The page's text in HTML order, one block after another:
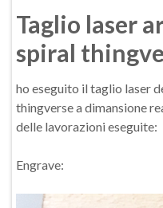
Taglio laser
spiral
ho eseguito il taglio laser
thingverse a dimansione
delle lavorazioni eseguite:
Engrave: